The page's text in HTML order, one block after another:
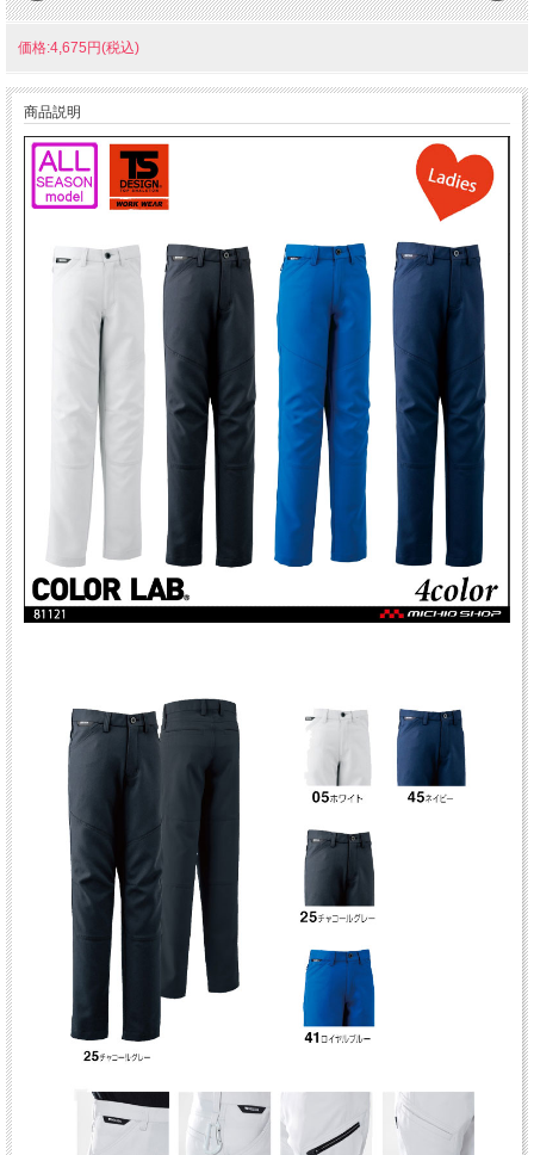
価格:4,675円(税込)
商品説明